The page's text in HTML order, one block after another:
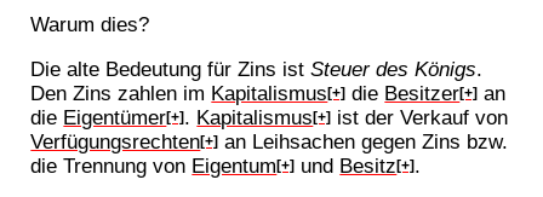
Warum dies?
Die alte Bedeutung für Zins istSteuer des Königs.
Den Zins zahlen im Kapitalismus[+] die Besitzer[+] an
die Eigentümer[+] . Kapitalismus[+] ist der Verkauf von
Verfügungsrechten[+] an Leihsachen gegen Zins bzw.
die Trennung von Eigentum[+] und Besitz[+] .